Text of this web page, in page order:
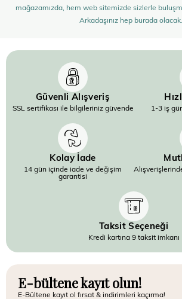
mağazamızda, hem web sitemizde sizlerle
Arkadaşınız hep burada
Güvenli Alışveriş
SSL sertifikası ile bilgileriniz güvende 1-3 iş
Kolay İade
14 gün içinde iade ve değişim
garantisi
Taksit Seçeneği
Kredi kartına 9 taksit imkanı
E-bültene kayıt olun!
E-Bültene kayıt ol fırsat & indirimleri kaçırma!